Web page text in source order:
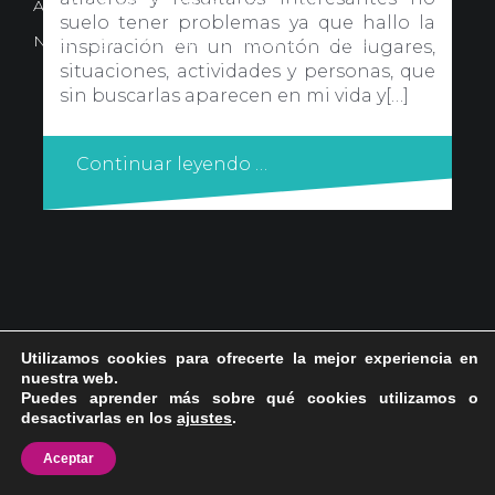
suelo tener problemas ya que hallo la
inspiración en un montón de lugares,
situaciones, actividades y personas, que
sin buscarlas aparecen en mi vida y[…]
Continuar leyendo …
Avd. Comercial 20 Barañain (Navarra)
Nota Legal·Privacidad · Política de Cookies
Utilizamos cookies para ofrecerte la mejor experiencia en
nuestra web.
Puedes aprender más sobre qué cookies utilizamos o
desactivarlas en los ajustes.
Aceptar